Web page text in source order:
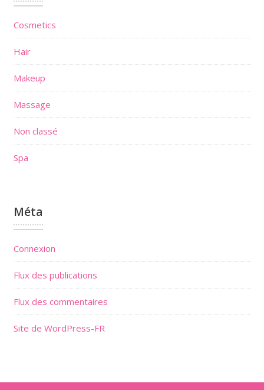
Cosmetics
Hair
Makeup
Massage
Non classé
Spa
Méta
Connexion
Flux des publications
Flux des commentaires
Site de WordPress-FR